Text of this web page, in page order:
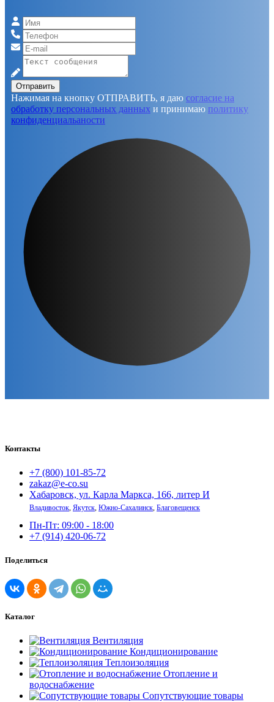
Отправить
Нажимая на кнопку ОТПРАВИТЬ, я даю согласие на
обработку персональных данных и принимаю политику
конфиденциальаности
Контакты
+7 (800) 101-85-72
zakaz@e-co.su
Хабаровск, ул. Карла Маркса, 166, литер И
Владивосток Якутск Южно-Сахалинск Благовещенск
Пн-Пт: 09:00 - 18:00
+7 (914) 420-06-72
Поделиться
Каталог
Вентиляция
Кондиционирование
Теплоизоляция
Отопление и
водоснабжение
Сопутствующие товары